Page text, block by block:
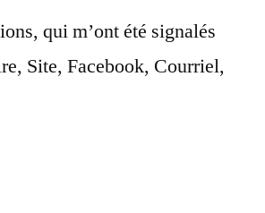
qui m’ont été signalés
Site, Facebook, Courriel,